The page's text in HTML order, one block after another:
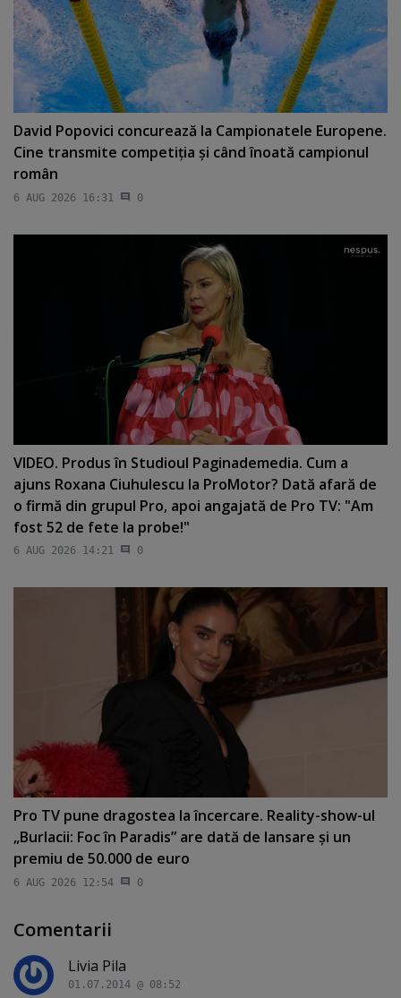
David Popovici concurează la Campionatele Europene.
Cine transmite competiţia şi când înoată campionul
român
6 AUG 2026 16:31 0
VIDEO. Produs în Studioul Paginademedia. Cum a
ajuns Roxana Ciuhulescu la ProMotor? Dată afară de
o firmă din grupul Pro, apoi angajată de Pro TV: "Am
fost 52 de fete la probe!"
6 AUG 2026 14:21 0
Pro TV pune dragostea la încercare. Reality-show-ul
„Burlacii: Foc în Paradis” are dată de lansare şi un
premiu de 50.000 de euro
6 AUG 2026 12:54 0
Comentarii
Livia Pila
01.07.2014 @ 08:52